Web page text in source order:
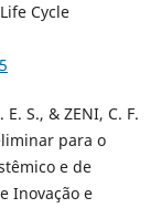
Cycle
E. S., & ZENI, C. F.
para o
e de
Inovação e